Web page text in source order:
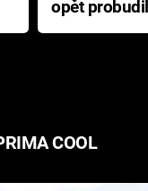
opět
přichází s
COOL